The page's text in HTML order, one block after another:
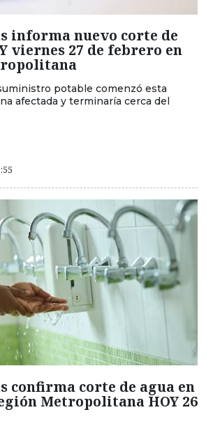
informa nuevo corte de
viernes 27 de febrero en
potable comenzó esta
afectada y terminaría cerca del
confirma corte de agua en
Metropolitana HOY 26